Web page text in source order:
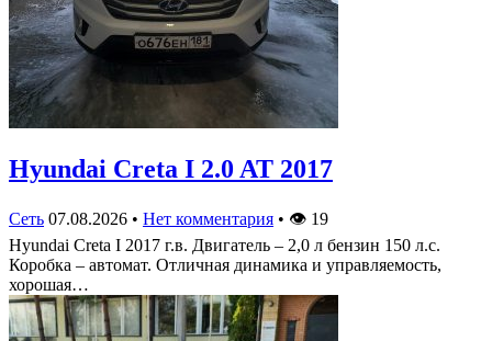
Hyundai Creta I 2.0 AT 2017
Сеть 07.08.2026 • Нет комментария • 👁 19
Hyundai Creta I 2017 г.в. Двигатель – 2,0 л бензин 150 л.с.
Коробка – автомат. Отличная динамика и управляемость,
хорошая…